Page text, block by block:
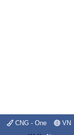
CNG - One VN